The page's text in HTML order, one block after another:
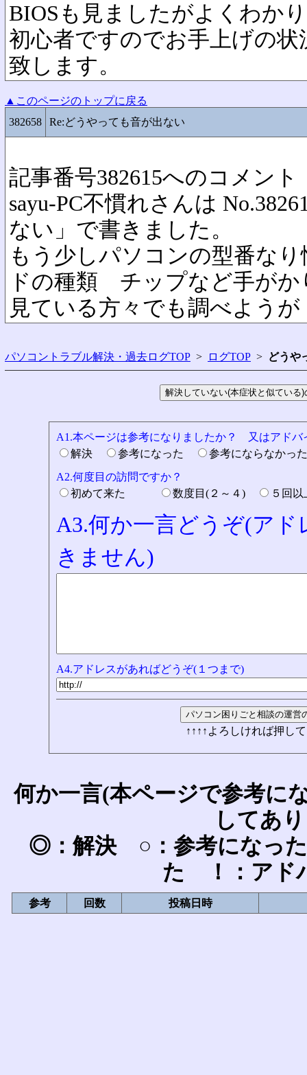
BIOSも見ましたがよくわか
初心者ですのでお手上げの
致します。
▲このページのトップに戻る
382658
Re:どうやっても音が出ない
記事番号382615へのコメント
sayu-PC不慣れさんは
ない」で書きました。
もう少しパソコンの型番な
ドの種類 チップなど手がか
見ている方々でも調べよう
パソコントラブル解決・過去ログTOP > ログTOP > どうや
A1.本ページは参考になりましたか？ 又はアドバ
解決
参考になった
参考にならなか
A2.何度目の訪問ですか？
初めて来た
数度目(２～４) ５回
A3.何か一言どうぞ(ア
きません)
A4.アドレスがあればどうぞ(１つまで)
↑↑↑↑よろしければ押し
何か一言(本ページで参考に
してあ
◎：解決 ○：参考になっ
た ！：アド
参考 回数 投稿日時